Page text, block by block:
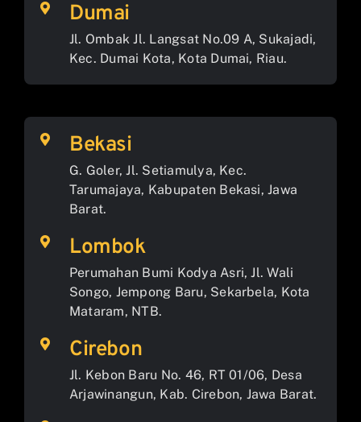
Dumai
Jl. Ombak Jl. Langsat No.09 A, Sukajadi,
Kec. Dumai Kota, Kota Dumai, Riau.
Bekasi
G. Goler, Jl. Setiamulya, Kec.
Tarumajaya, Kabupaten Bekasi, Jawa
Barat.
Lombok
Perumahan Bumi Kodya Asri, Jl. Wali
Songo, Jempong Baru, Sekarbela, Kota
Mataram, NTB.
Cirebon
Jl. Kebon Baru No. 46, RT 01/06, Desa
Arjawinangun, Kab. Cirebon, Jawa Barat.